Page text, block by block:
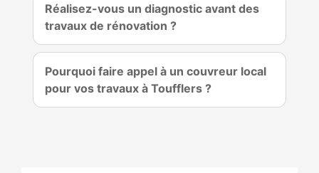
Réalisez-vous un diagnostic avant des
travaux de rénovation ?
Pourquoi faire appel à un couvreur local
pour vos travaux à Toufflers ?